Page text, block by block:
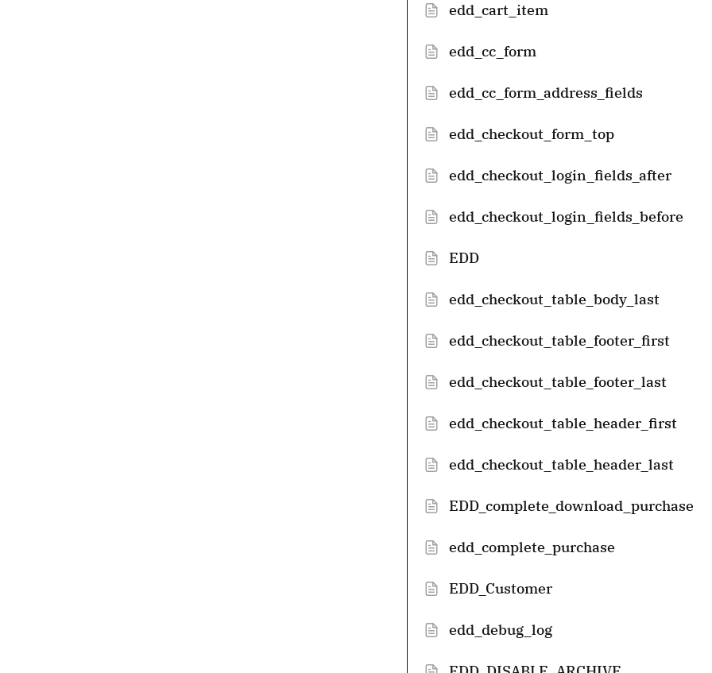
edd_cart_item
edd_cc_form
edd_cc_form_address_fields
edd_checkout_form_top
edd_checkout_login_fields_after
edd_checkout_login_fields_before
EDD
edd_checkout_table_body_last
edd_checkout_table_footer_first
edd_checkout_table_footer_last
edd_checkout_table_header_first
edd_checkout_table_header_last
EDD_complete_download_purchase
edd_complete_purchase
EDD_Customer
edd_debug_log